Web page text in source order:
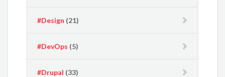
#Design (21)
#DevOps (5)
#Drupal (33)